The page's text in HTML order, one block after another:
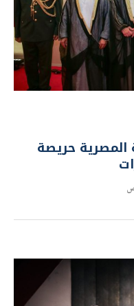
المصرية حريصة